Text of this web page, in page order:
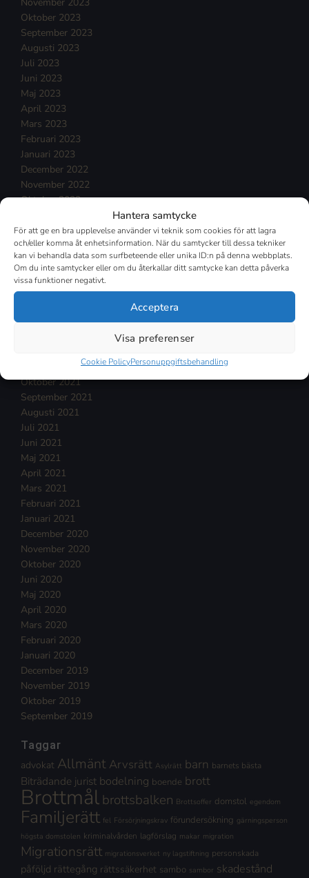
Hantera samtycke
För att ge en bra upplevelse använder vi teknik som cookies för att lagra
och/eller komma åt enhetsinformation. När du samtycker till dessa tekniker
kan vi behandla data som surfbeteende eller unika ID:n på denna webbplats.
Om du inte samtycker eller om du återkallar ditt samtycke kan detta påverka
vissa funktioner negativt.
Acceptera
Visa preferenser
Cookie PolicyPersonuppgiftsbehandling
November 2023
Oktober 2023
September 2023
Augusti 2023
Juli 2023
Juni 2023
Maj 2023
April 2023
Mars 2023
Februari 2023
Januari 2023
December 2022
November 2022
Oktober 2022
Augusti 2022
Juli 2022
Juni 2022
Maj 2022
April 2022
Februari 2022
November 2021
Oktober 2021
September 2021
Augusti 2021
Juli 2021
Juni 2021
Maj 2021
April 2021
Mars 2021
Februari 2021
Januari 2021
December 2020
November 2020
Oktober 2020
Juni 2020
Maj 2020
April 2020
Mars 2020
Februari 2020
Januari 2020
December 2019
November 2019
Oktober 2019
September 2019
Taggar
advokat Allmänt Arvsrätt Asylrätt barn barnets bästa
Biträdande jurist bodelning boende brott
Brottmålbrottsbalken Brottsoffer domstol egendom
Familjerätt fel Försörjningskrav förundersökning gärningsperson
högsta domstolen kriminalvården lagförslag makar migration
Migrationsrätt migrationsverket ny lagstiftning personskada
påföljd rättegång rättssäkerhet sambo sambor skadestånd